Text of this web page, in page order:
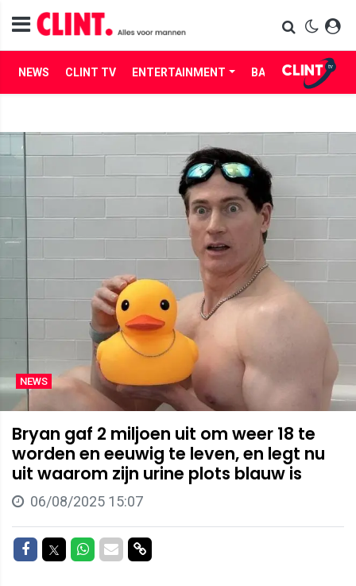
NEWS CLINT TV ENTERTAINMENT BABES LIFE
NEWS
Bryan gaf 2 miljoen uit om weer 18 te
worden en eeuwig te leven, en legt nu
uit waarom zijn urine plots blauw is
06/08/2025 15:07
Delen op Facebook
Delen op Twitter
Delen op Whatsapp
Delen via Mail
Delen via link